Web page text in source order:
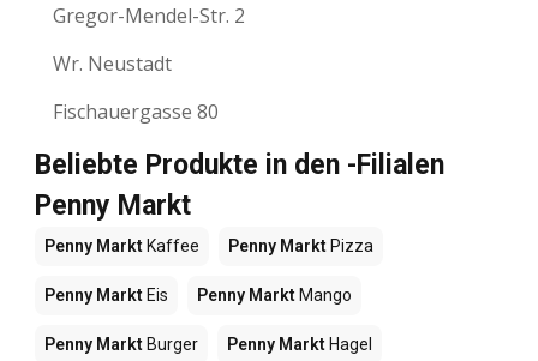
Gregor-Mendel-Str. 2
Wr. Neustadt
Fischauergasse 80
Beliebte Produkte in den -Filialen
Penny Markt
Penny MarktKaffee Penny MarktPizza
Penny MarktEis Penny MarktMango
Penny MarktBurger Penny MarktHagel